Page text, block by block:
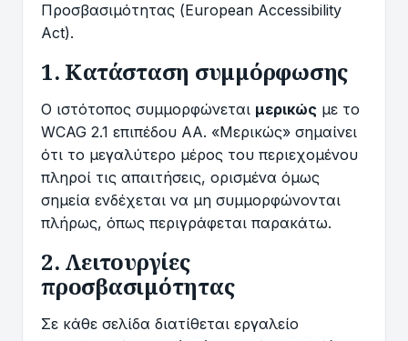
Προσβασιμότητας (European Accessibility
Act).
1. Κατάσταση συμμόρφωσης
Ο ιστότοπος συμμορφώνεται μερικώς με το
WCAG 2.1 επιπέδου AA. «Μερικώς» σημαίνει
ότι το μεγαλύτερο μέρος του περιεχομένου
πληροί τις απαιτήσεις, ορισμένα όμως
σημεία ενδέχεται να μη συμμορφώνονται
πλήρως, όπως περιγράφεται παρακάτω.
2. Λειτουργίες
προσβασιμότητας
Σε κάθε σελίδα διατίθεται εργαλείο